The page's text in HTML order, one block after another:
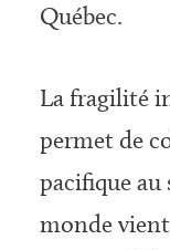
Québec.
La fragilité
permet de
pacifique au
monde